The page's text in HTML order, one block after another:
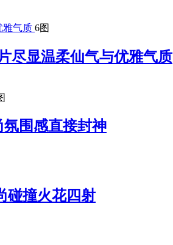
6图
尽显温柔仙气与优雅气质
围感直接封神
碰撞火花四射